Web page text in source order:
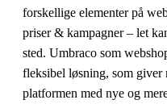
forskellige elementer på
priser & kampagner – let
sted. Umbraco som
fleksibel løsning, som giver
platformen med nye og